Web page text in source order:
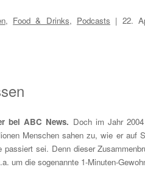
, Food & Drinks, Podcasts | 22.
bei ABC News. Doch im Jahr
Menschen sahen zu, wie er auf
sei. Denn dieser
um die sogenannte 1-Minuten-